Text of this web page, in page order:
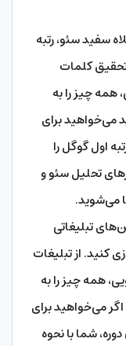
سفید سئو، رتبه
تحقیق کلمات
همه چیز را به
می‌خواهید برای
اول گوگل را
تحلیل سئو و
می‌شوید.
تبلیغاتی
کنید. از تبلیغات
همه چیز را به
می‌خواهید برای
شما با نحوه